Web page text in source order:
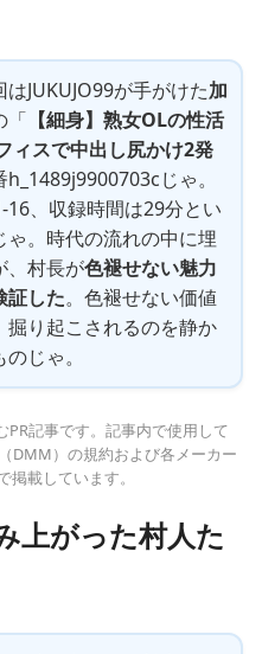
JUKUJO99が手がけた加
「 【細身】熟女OLの性活
ィスで中出し尻かけ2発
じゃ。
16、収録時間は29分とい
ゃ。時代の流れの中に埋
、村長が色褪せない魅力
証した。色褪せない価値
掘り起こされるのを静か
じゃ。
記事です。記事内で使用して
DMM）の規約および各メーカー
載しています。
上がった村人た